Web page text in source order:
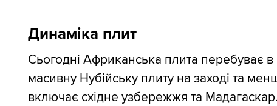
Динаміка плит
Сьогодні Африканська плита перебуває в
масивну Нубійську плиту на заході та
включає східне узбережжя та Мадагаскар.